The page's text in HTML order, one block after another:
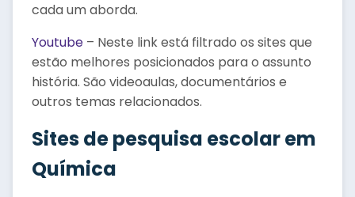
cada um aborda.
Youtube – Neste link está filtrado os sites que
estão melhores posicionados para o assunto
história. São videoaulas, documentários e
outros temas relacionados.
Sites de pesquisa escolar em
Química